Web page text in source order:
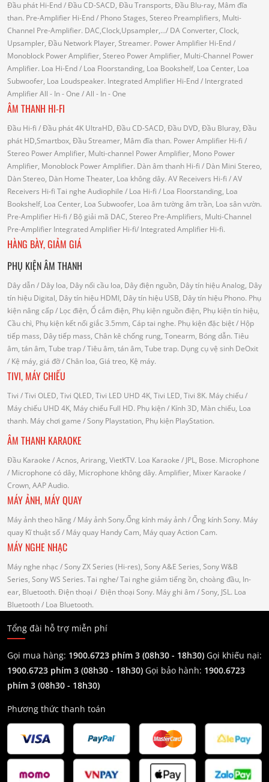
Đầu phát Hi-End/ Đầu CD-SACD, Đầu Transports, Đầu Blu-ray, Mâm đĩa
than. Pre-Amplifier Hi-End/ Phono Stages, Stereo Preamplifiers, Multi-
Channel Pre-Amplifier. DAC,Clock,Upsampler,.../ DA Converter, Clock,
Upsampler, Đầu Network Player, Streamer. Power Amplifier Hi-End/
Monoblock Power Amplifier, Stereo Power Amplifier, Multi-Channel Power
Amplifier. Loa Hi-End/ Loa Floorstanding, Loa Bookshelf, Loa Center, Loa
Subwoofer, Loa Loudspeaker. Integrated Amplifier Hi-End/ Intergrated
AmplifierAll - In - One / All - In - One
ÂM THANH HI-FI
Đầu Hi-fi / Đầu phát 4K UltraHD, Đầu CD-SACD, Đầu DVD, Đầu Bluray, Đầu
phát HD,Smartbox, Đầu Streamer, Mâm đĩa than. Power Amplifier Hi-fi /
Stereo Power Amplifier, Multi-channel Power Amplifier, Mono Power
Amplifier, Monoblock Power Amplifier. Dàn âm thanh Hi-fi / Dàn Mini Stereo,
Dàn Stereo, Dàn Home Theater, Loa không dây. AV Receivers Hi-fi / AV
Receivers Hi-fi Tai nghe Audiophile / Loa Hi-fi / Loa Floorstanding, Loa
Bookshelf, Loa Center, Loa Subwoofer, Loa âm tường âm trần, Loa sân vườn.
Pre-Amplifier Hi-fi / Bộ giải mã DAC, Stereo Pre-Amplifiers, Multi-Channel
Pre-Amplifier Integrated Amplifier Hi-fi/ Integrated Amplifier Hi-fi.
HÀNG BÀY, GIẢM GIÁ
PHỤ KIỆN ÂM THANH
Dây dẫn/ Dây loa, Dây nối cầu loa, Dây điện nguồn, Dây tín hiệu Analog, Dây
tín hiệu Digital, Dây tín hiệu HDMI, Dây tín hiệu USB, Dây tín hiệu Phono. Phụ
kiện nâng cấp/ Lọc điện, Ổ cắm điện, Phụ kiện nguồn điện, Phụ kiện tín hiệu,
Cầu chì, Phụ kiện kết nối giắc 3.5mm, Cáp tai nghe. Phụ kiện đặc biệt/ Hộp
tiếp mass, Dây tiếp mass, Chân kê chống rung, Tonearm, Bóng dẫn. Tiêu
âm, tán âm, Tube trap/ Tiêu âm, tán âm, Tube trap. Dụng cụ vệ sinh DeOxit
/ Kệ máy, giá đỡ/ Chân loa, Giá treo, Kệ máy.
TIVI, MÁY CHIẾU
Tivi / Tivi OLED, Tivi QLED, Tivi LED UHD 4K, Tivi LED, Tivi 8K. Máy chiếu/
Máy chiếu UHD 4K, Máy chiếu Full HD. Phụ kiện/ Kính 3D, Màn chiếu, Loa
thanh. Máy chơi game / Sony Playstation, Phụ kiện PlayStation.
ÂM THANH KARAOKE
Đầu Karaoke / Acnos, Arirang, VietKTV. Loa Karaoke / JPL, Bose. Microphone
/ Microphone có dây, Microphone không dây. Amplifier, Mixer Karaoke /
Crown, AAP Audio.
MÁY ẢNH, MÁY QUAY
Máy ảnh theo hãng / Máy ảnh Sony.Ống kính máy ảnh / Ống kính Sony. Máy
quay Kĩ thuật số/ Máy quay Handy Cam, Máy quay Action Cam.
MÁY NGHE NHẠC
Máy nghe nhạc / Sony ZX Series (Hi-res), Sony A&E Series, Sony W&B
Series, Sony WS Series. Tai nghe/ Tai nghe giảm tiếng ồn, choàng đầu, In-
ear, Bluetooth. Điện thoại / Điện thoại Sony. Máy ghi âm / Sony, JSL. Loa
Bluetooth/ Loa Bluetooth.
Tổng đài hỗ trợ miễn phí
Gọi mua hàng: 1900.6723 phím 3 (08h30 - 18h30) Gọi khiếu nại:
1900.6723 phím 3 (08h30 - 18h30) Gọi bảo hành: 1900.6723
phím 3 (08h30 - 18h30)
Phương thức thanh toán